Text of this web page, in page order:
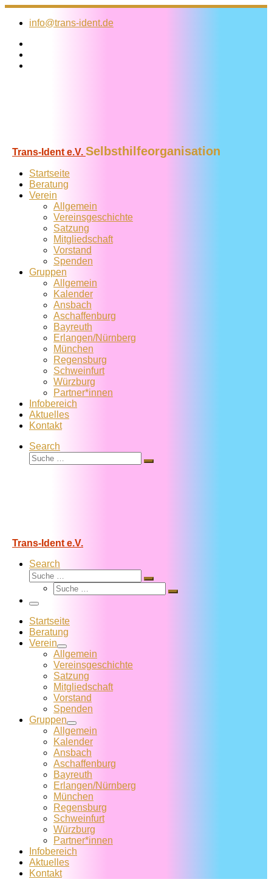
Zum
Inhalt
info@trans-ident.de
Trans-Ident e.V. Selbsthilfeorganisation
Startseite
Beratung
Verein
Allgemein
Vereins­geschichte
Satzung
Mitglied­schaft
Vorstand
Spenden
Gruppen
Allgemein
Kalender
Ansbach
Aschaffenburg
Bayreuth
Erlangen/Nürnberg
München
Regensburg
Schweinfurt
Würzburg
Partner*innen
Infobereich
Aktuelles
Kontakt
Search
Suche
Suche
Trans-Ident e.V.
Search
Suche
Suche
Suche
Suche
Menü
Startseite
Beratung
Verein
Allgemein
Vereins­geschichte
Satzung
Mitglied­schaft
Vorstand
Spenden
Gruppen
Allgemein
Kalender
Ansbach
Aschaffenburg
Bayreuth
Erlangen/Nürnberg
München
Regensburg
Schweinfurt
Würzburg
Partner*innen
Infobereich
Aktuelles
Kontakt